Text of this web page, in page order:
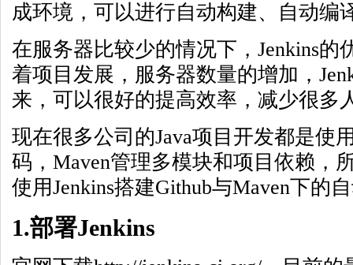
成环境，可以进行自动构建、自动编
在服务器比较少的情况下，Jenkins的
着项目发展，服务器数量的增加，
来，可以很好的提高效率，减少很多
现在很多公司的Java项目开发都是使
码，Maven管理多模块和项目依赖，
使用Jenkins搭建Github与Maven下的
1.部署Jenkins